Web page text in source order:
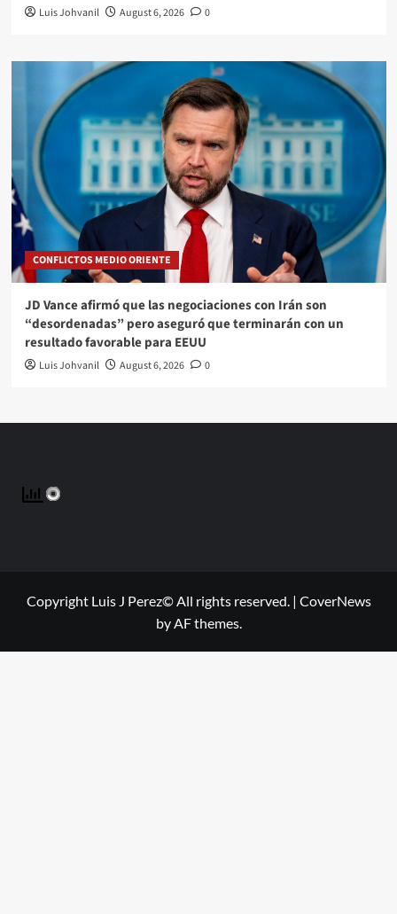
Luis Johvanil August 6, 2026 0
CONFLICTOS MEDIO ORIENTE
JD Vance afirmó que las negociaciones con Irán son
“desordenadas” pero aseguró que terminarán con un
resultado favorable para EEUU
Luis Johvanil August 6, 2026 0
Copyright Luis J Perez© All rights reserved. | CoverNews
by AF themes.